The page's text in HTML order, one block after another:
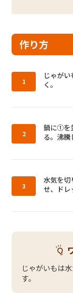
作り方
作り方1
じゃが
く。
作り方2
鍋に①を
る。沸騰
作り方3
水気を切
せ、ドレ
じゃがいもは
す。